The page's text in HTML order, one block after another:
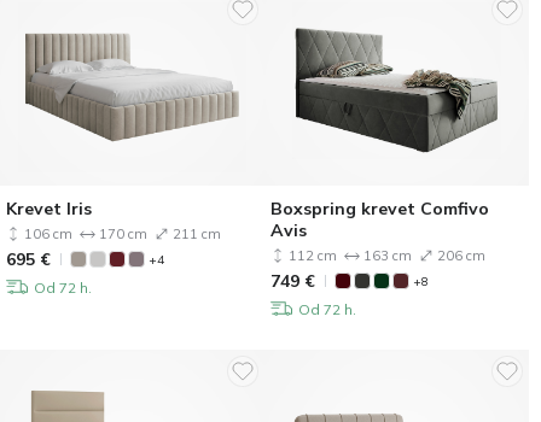
Krevet Iris
106 cm 170 cm 211 cm
695 € +4
Od 72 h.
Boxspring krevet Comfivo
Avis
112 cm 163 cm 206 cm
749 € +8
Od 72 h.